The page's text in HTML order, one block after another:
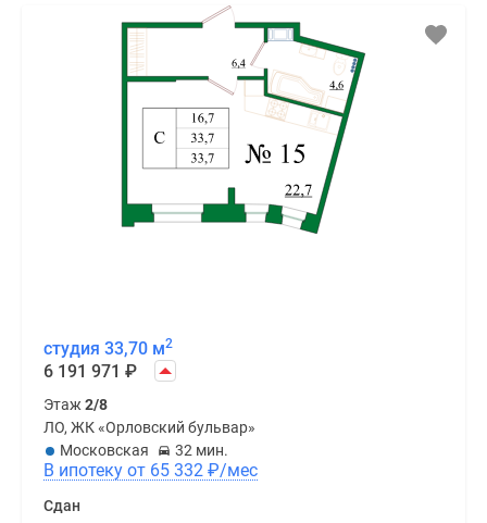
студия 33,70 м2
6 191 971 ₽
Этаж 2/8
ЛО, ЖК «Орловский бульвар»
Московская
32 мин.
В ипотеку от 65 332 ₽/мес
Сдан